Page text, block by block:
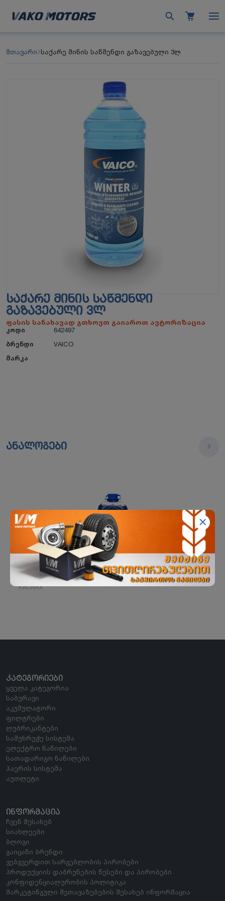
მთავარი საქარე მინის საწმენდი გაზავებული 3ლ
ᲡᲐᲥᲐᲠᲔ ᲛᲘᲜᲘᲡ ᲡᲐᲬᲛᲔᲜᲓᲘ
ᲒᲐᲖᲐᲕᲔᲑᲣᲚᲘ 3Ლ
ფასის სანახავად გთხოვთ გაიაროთ ავტორიზაცია
კოდი
642497
ბრენდი
VAICO
მარკა
ანალოგები
KALWAX (-40) მინის საწმ. კონც.ზამთ. 5L
KALWAX
ᲙᲐᲢᲔᲒᲝᲠᲘᲔᲑᲘ
ყველა კატეგორია
საბურავი
აკუმულატორი
ფილტრები
ლუბრიკანტები
სამუხრუჭე სისტემა
ელექტრო ნაწილები
სათადარიგო ნაწილები
ჰაერის სისტემა
აუთლეტი
ᲘᲜᲤᲝᲠᲛᲐᲪᲘᲐ
ჩვენ შესახებ
სიახლეები
ბლოგი
გაიცანი ბრენდი
ვებგვერდით სარგებლობის პირობები
პროდუქციის დაბრუნების წესები და პირობები
კონფიდენციალურობის პოლიტიკა
მარკეტინგული შეთავაზებების შესახებ ინფორმაცია